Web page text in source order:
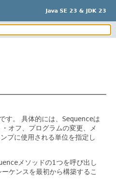
Java SE 23 & JDK 23
す。 具体的には、 Sequenceは
オフ、プログラムの変更、メ
プに使用される単位を指定し
メソッドの1つを呼び出し
ケンスを最初から構築するこ